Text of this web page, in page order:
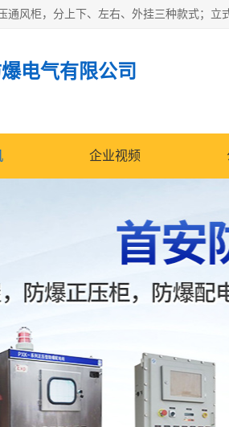
电气有限公司
企业视频